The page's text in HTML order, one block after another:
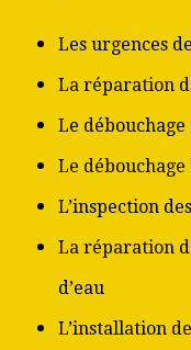
Les urgences
La réparation
Le
Le
L’inspection
La réparation
d’eau
L’installation